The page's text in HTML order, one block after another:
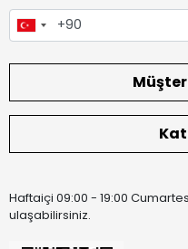
Haftaiçi 09:00 - 19:00
ulaşabilirsiniz.